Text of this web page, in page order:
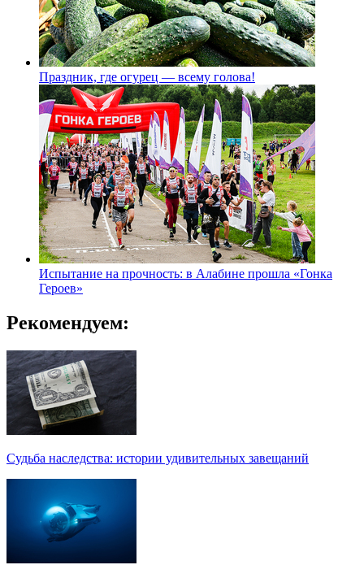
Праздник, где огурец — всему голова!
Испытание на прочность: в Алабине прошла «Гонка
Героев»
Рекомендуем:
Судьба наследства: истории удивительных завещаний